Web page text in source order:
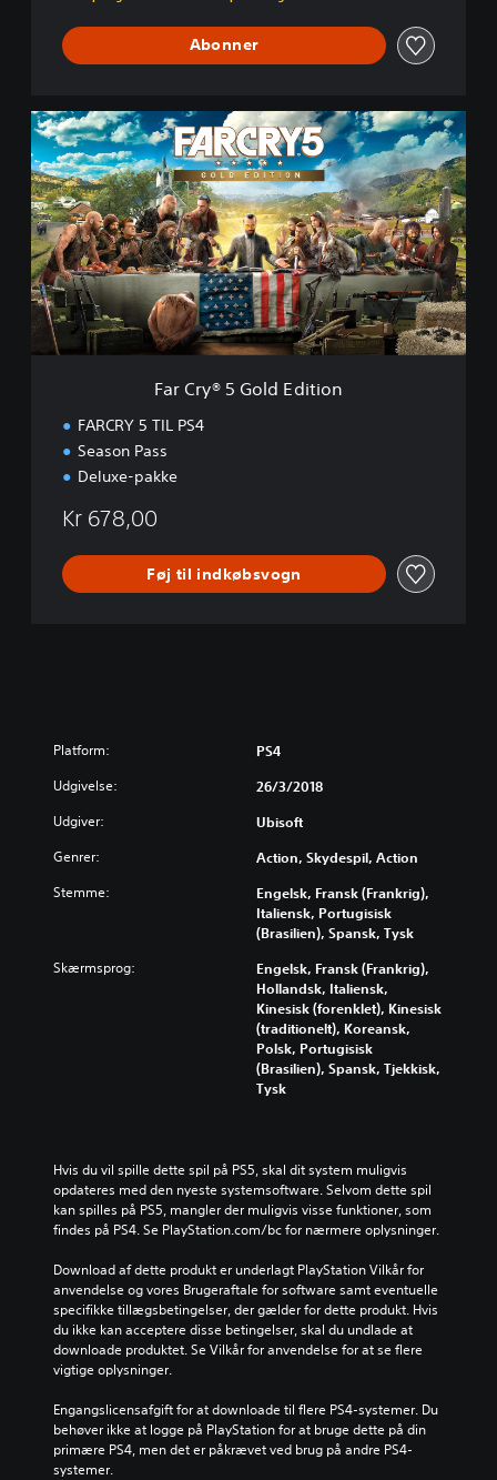
Abonner
F
a
r
C
r
y
®
5
G
o
l
d
Far Cry® 5 Gold Edition
FARCRY 5 TIL PS4
Season Pass
Deluxe-pakke
Kr 678,00
Føj til indkøbsvogn
Platform: PS4
Udgivelse: 26/3/2018
Udgiver: Ubisoft
Genrer: Action, Skydespil, Action
Stemme:
Engelsk, Fransk (Frankrig),
Italiensk, Portugisisk
(Brasilien), Spansk, Tysk
Skærmsprog:
Engelsk, Fransk (Frankrig),
Hollandsk, Italiensk,
Kinesisk (forenklet), Kinesisk
(traditionelt), Koreansk,
Polsk, Portugisisk
(Brasilien), Spansk, Tjekkisk,
Tysk
Hvis du vil spille dette spil på PS5, skal dit system muligvis
opdateres med den nyeste systemsoftware. Selvom dette spil
kan spilles på PS5, mangler der muligvis visse funktioner, som
findes på PS4. Se PlayStation.com/bc for nærmere oplysninger.
Download af dette produkt er underlagt PlayStation Vilkår for
anvendelse og vores Brugeraftale for software samt eventuelle
specifikke tillægsbetingelser, der gælder for dette produkt. Hvis
du ikke kan acceptere disse betingelser, skal du undlade at
downloade produktet. Se Vilkår for anvendelse for at se flere
vigtige oplysninger.
Engangslicensafgift for at downloade til flere PS4-systemer. Du
behøver ikke at logge på PlayStation for at bruge dette på din
primære PS4, men det er påkrævet ved brug på andre PS4-
systemer.